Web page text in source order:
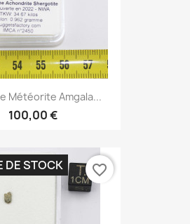
Météorite Amgala...
100,00 €
DE STOCK favorite_border